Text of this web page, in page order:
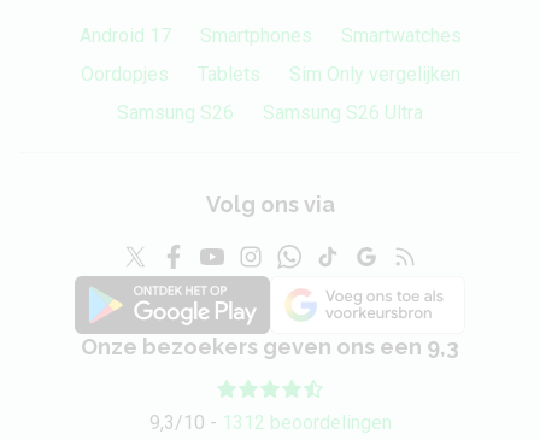
Android 17 Smartphones
Smartwatches
Oordopjes
Tablets
Sim Only vergelijken
Samsung S26
Samsung S26 Ultra
Volg ons via
Onze bezoekers geven ons een 9,3
9,3/10 - 1312 beoordelingen